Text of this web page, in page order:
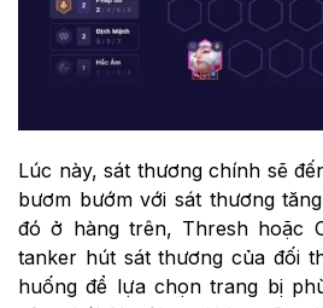
Lúc này, sát thương chính sẽ
bươm bướm với sát thương
đó ở hàng trên, Thresh hoặc
tanker hút sát thương của đối
huống để lựa chọn trang bị